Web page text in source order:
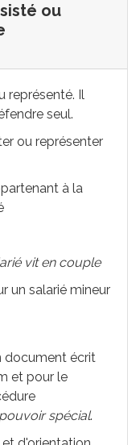
ou
représenté. Il
seul.
ou représenter
à la
vit en couple
un salarié mineur
document écrit
et pour le
pouvoir spécial.